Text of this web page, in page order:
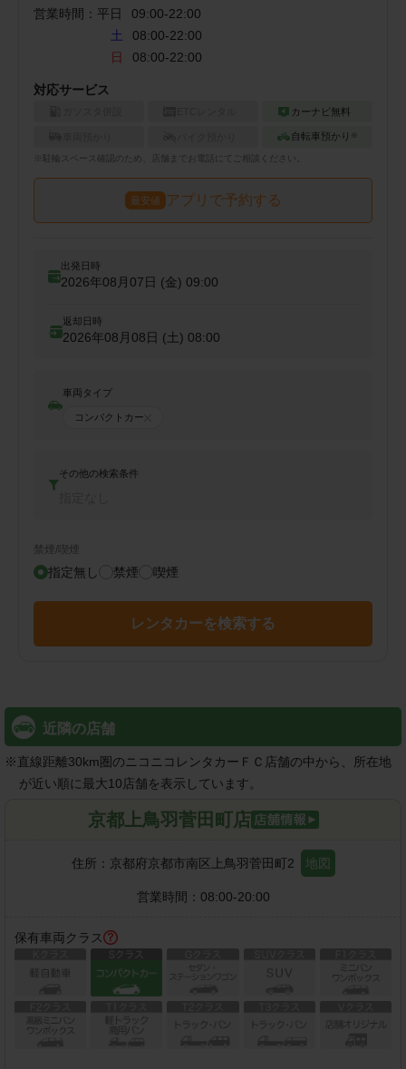
営業時間： 平日 09:00-22:00
土
08:00-22:00
日
08:00-22:00
対応サービス
カーナビ無料
自転車預かり ※
駐輪 スペース確認のため、店舗までお電話にてご相談ください。
最安値 アプリで予約する
出発日時
2026年08月07日 (金) 09:00
返却日時
2026年08月08日 (土) 08:00
車両タイプ
コンパクトカー
その他の検索条件
禁煙/喫煙
指定無し 禁煙 喫煙
レンタカーを検索する
近隣の店舗
※直線距離30km圏のニコニコレンタカーＦＣ店舗の中から、所在地
が近い順に最大10店舗を表示しています。
京都上鳥羽菅田町店
住所： 京都府京都市南区上鳥羽菅田町2 地図
営業時間： 08:00-20:00
保有車両クラス